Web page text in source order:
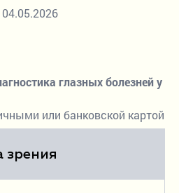
04.05.2026
глазных болезней у
или банковской картой
зрения